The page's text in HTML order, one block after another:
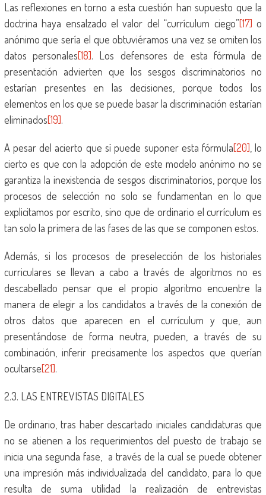
Las reflexiones en torno a esta cuestión han supuesto que la
doctrina haya ensalzado el valor del “currículum ciego”[17] o
anónimo que sería el que obtuviéramos una vez se omiten los
datos personales[18]. Los defensores de esta fórmula de
presentación advierten que los sesgos discriminatorios no
estarían presentes en las decisiones, porque todos los
elementos en los que se puede basar la discriminación estarían
eliminados[19].
A pesar del acierto que sí puede suponer esta fórmula[20] , lo
cierto es que con la adopción de este modelo anónimo no se
garantiza la inexistencia de sesgos discriminatorios, porque los
procesos de selección no solo se fundamentan en lo que
explicitamos por escrito, sino que de ordinario el currículum es
tan solo la primera de las fases de las que se componen estos.
Además, si los procesos de preselección de los historiales
curriculares se llevan a cabo a través de algoritmos no es
descabellado pensar que el propio algoritmo encuentre la
manera de elegir a los candidatos a través de la conexión de
otros datos que aparecen en el currículum y que, aun
presentándose de forma neutra, pueden, a través de su
combinación, inferir precisamente los aspectos que querían
ocultarse[21].
2.3. LAS ENTREVISTAS DIGITALES
De ordinario, tras haber descartado iniciales candidaturas que
no se atienen a los requerimientos del puesto de trabajo se
inicia una segunda fase, a través de la cual se puede obtener
una impresión más individualizada del candidato, para lo que
resulta de suma utilidad la realización de entrevistas